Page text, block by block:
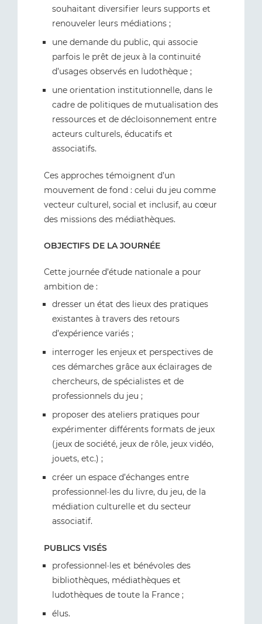
souhaitant diversifier leurs supports et
renouveler leurs médiations ;
une demande du public, qui associe
parfois le prêt de jeux à la continuité
d’usages observés en ludothèque ;
une orientation institutionnelle, dans le
cadre de politiques de mutualisation des
ressources et de décloisonnement entre
acteurs culturels, éducatifs et
associatifs.
Ces approches témoignent d’un
mouvement de fond : celui du jeu comme
vecteur culturel, social et inclusif, au cœur
des missions des médiathèques.
OBJECTIFS DE LA JOURNÉE
Cette journée d’étude nationale a pour
ambition de :
dresser un état des lieux des pratiques
existantes à travers des retours
d’expérience variés ;
interroger les enjeux et perspectives de
ces démarches grâce aux éclairages de
chercheurs, de spécialistes et de
professionnels du jeu ;
proposer des ateliers pratiques pour
expérimenter différents formats de jeux
(jeux de société, jeux de rôle, jeux vidéo,
jouets, etc.) ;
créer un espace d’échanges entre
professionnel·les du livre, du jeu, de la
médiation culturelle et du secteur
associatif.
PUBLICS VISÉS
professionnel·les et bénévoles des
bibliothèques, médiathèques et
ludothèques de toute la France ;
élus.